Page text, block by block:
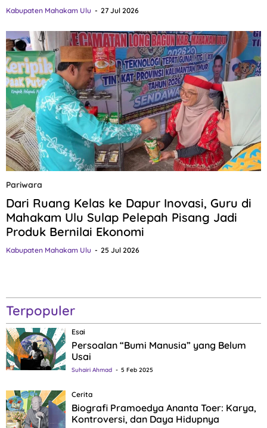
Kabupaten Mahakam Ulu 27 Jul 2026
Pariwara
Dari Ruang Kelas ke Dapur Inovasi, Guru di
Mahakam Ulu Sulap Pelepah Pisang Jadi
Produk Bernilai Ekonomi
Kabupaten Mahakam Ulu 25 Jul 2026
Terpopuler
Esai
Persoalan “Bumi Manusia” yang Belum
Usai
Suhairi Ahmad 5 Feb 2025
Cerita
Biografi Pramoedya Ananta Toer: Karya,
Kontroversi, dan Daya Hidupnya